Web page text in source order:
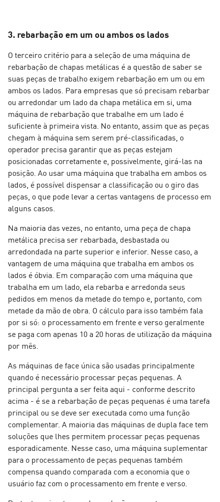
3. rebarbação em um ou ambos os lados
O terceiro critério para a seleção de uma máquina de
rebarbação de chapas metálicas é a questão de saber se
suas peças de trabalho exigem rebarbação em um ou em
ambos os lados. Para empresas que só precisam rebarbar
ou arredondar um lado da chapa metálica em si, uma
máquina de rebarbação que trabalhe em um lado é
suficiente à primeira vista. No entanto, assim que as peças
chegam à máquina sem serem pré-classificadas, o
operador precisa garantir que as peças estejam
posicionadas corretamente e, possivelmente, girá-las na
posição. Ao usar uma máquina que trabalha em ambos os
lados, é possível dispensar a classificação ou o giro das
peças, o que pode levar a certas vantagens de processo em
alguns casos.
Na maioria das vezes, no entanto, uma peça de chapa
metálica precisa ser rebarbada, desbastada ou
arredondada na parte superior e inferior. Nesse caso, a
vantagem de uma máquina que trabalha em ambos os
lados é óbvia. Em comparação com uma máquina que
trabalha em um lado, ela rebarba e arredonda seus
pedidos em menos da metade do tempo e, portanto, com
metade da mão de obra. O cálculo para isso também fala
por si só: o processamento em frente e verso geralmente
se paga com apenas 10 a 20 horas de utilização da máquina
por mês.
As máquinas de face única são usadas principalmente
quando é necessário processar peças pequenas. A
principal pergunta a ser feita aqui - conforme descrito
acima - é se a rebarbação de peças pequenas é uma tarefa
principal ou se deve ser executada como uma função
complementar. A maioria das máquinas de dupla face tem
soluções que lhes permitem processar peças pequenas
esporadicamente. Nesse caso, uma máquina suplementar
para o processamento de peças pequenas também
compensa quando comparada com a economia que o
usuário faz com o processamento em frente e verso.